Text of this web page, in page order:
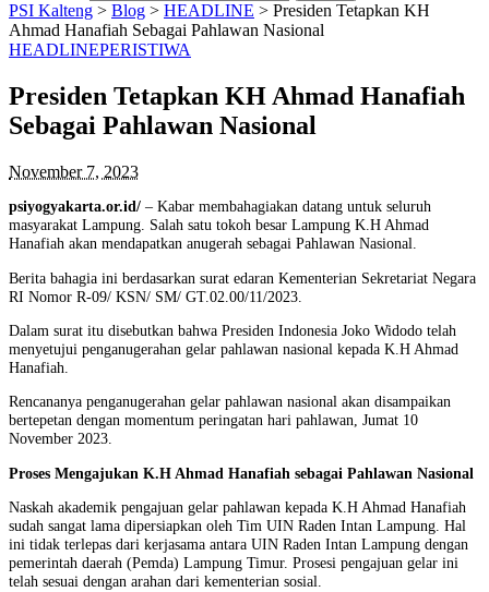
PSI Kalteng > Blog > HEADLINE > Presiden Tetapkan KH
Ahmad Hanafiah Sebagai Pahlawan Nasional
HEADLINEPERISTIWA
Presiden Tetapkan KH Ahmad Hanafiah
Sebagai Pahlawan Nasional
November 7, 2023
psiyogyakarta.or.id/ – Kabar membahagiakan datang untuk seluruh
masyarakat Lampung. Salah satu tokoh besar Lampung K.H Ahmad
Hanafiah akan mendapatkan anugerah sebagai Pahlawan Nasional.
Berita bahagia ini berdasarkan surat edaran Kementerian Sekretariat Negara
RI Nomor R-09/ KSN/ SM/ GT.02.00/11/2023.
Dalam surat itu disebutkan bahwa Presiden Indonesia Joko Widodo telah
menyetujui penganugerahan gelar pahlawan nasional kepada K.H Ahmad
Hanafiah.
Rencananya penganugerahan gelar pahlawan nasional akan disampaikan
bertepetan dengan momentum peringatan hari pahlawan, Jumat 10
November 2023.
Proses Mengajukan K.H Ahmad Hanafiah sebagai Pahlawan Nasional
Naskah akademik pengajuan gelar pahlawan kepada K.H Ahmad Hanafiah
sudah sangat lama dipersiapkan oleh Tim UIN Raden Intan Lampung. Hal
ini tidak terlepas dari kerjasama antara UIN Raden Intan Lampung dengan
pemerintah daerah (Pemda) Lampung Timur. Prosesi pengajuan gelar ini
telah sesuai dengan arahan dari kementerian sosial.